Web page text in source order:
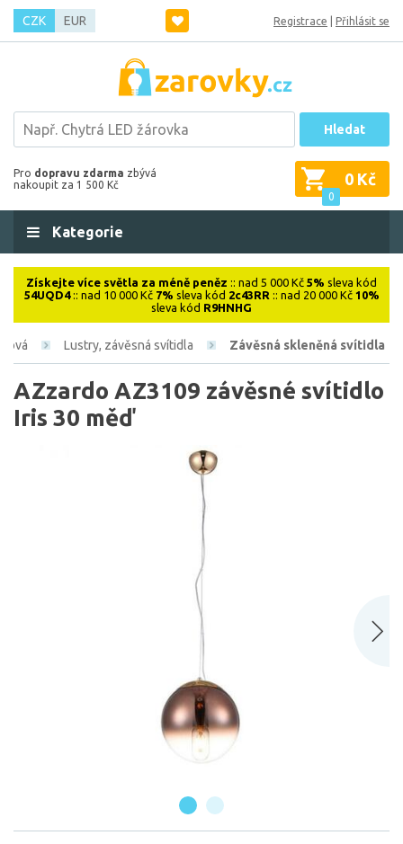
CZK EUR Registrace Přihlásit se
Hledat
Pro dopravu zdarma zbývá
nakoupit za 1 500 Kč
0
0 Kč
Kategorie
Získejte více světla za méně peněz :: nad 5 000 Kč 5% sleva kód
54UQD4:: nad 10 000 Kč 7% sleva kód 2c43RR :: nad 20 000 Kč 10%
sleva kód R9HNHG
Lustry, závěsná svítidla Závěsná skleněná svítidla
AZzardo AZ3109 závěsné svítidlo
Iris 30 měď